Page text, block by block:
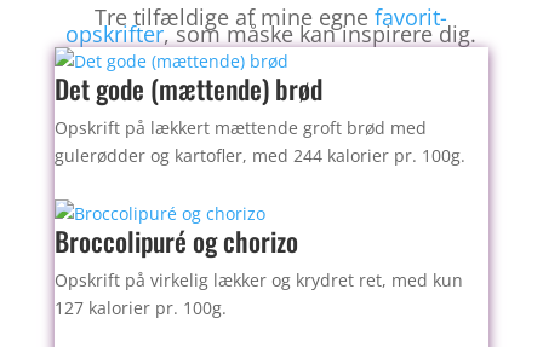
Tre tilfældige af mine egnefavorit-
opskrifter, som måske kan inspirere dig.
Det gode (mættende) brød
Opskrift på lækkert mættende groft brød med
gulerødder og kartofler, med 244 kalorier pr. 100g.
Broccolipuré og chorizo
Opskrift på virkelig lækker og krydret ret, med kun
127 kalorier pr. 100g.